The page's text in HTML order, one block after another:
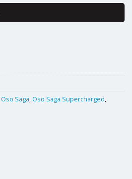
Oso Saga, Oso Saga Supercharged,